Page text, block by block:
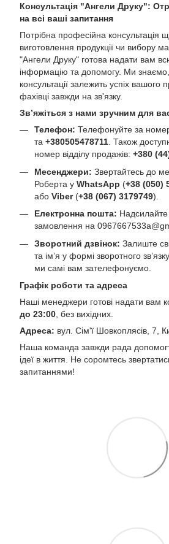
Консультація "Ангели Друку":
на всі ваші запитання
Потрібна професійна консультація
виготовлення продукції чи вибору
"Ангели Друку" готова надати вам
інформацію та допомогу. Ми знаємо,
консультації залежить успіх вашого
фахівці завжди на зв'язку.
Зв’яжіться з нами зручним для
Телефон: Телефонуйте за
та +380505478711. Також
номер відділу продажів: +380
Месенджери: Звертайтесь до
Роберта у WhatsApp (+38 (050)
або Viber(+38 (067) 3179749).
Електронна пошта: Надсилайте
замовлення на
Зворотний дзвінок: Залиште
та ім’я у формі зворотного
ми самі вам зателефонуємо.
Графік роботи та адреса
Наші менеджери готові надати вам
до 23:00 , без вихідних.
Адреса: вул. Сім'ї Шовкоплясів, 7,
Наша команда завжди рада
ідеї в життя. Не соромтесь
запитаннями!